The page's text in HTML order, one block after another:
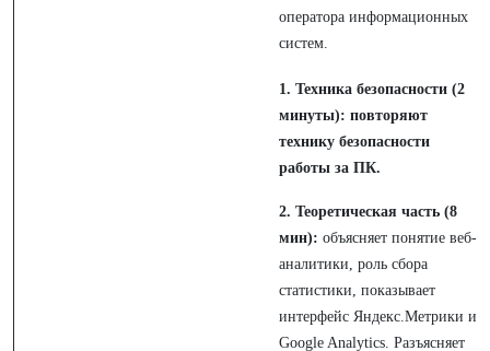
оператора информационных
систем.
1. Техника безопасности (2
минуты): повторяют
технику безопасности
работы за ПК.
2. Теоретическая часть (8
мин): объясняет понятие веб-
аналитики, роль сбора
статистики, показывает
интерфейс Яндекс.Метрики и
Google Analytics. Разъясняет